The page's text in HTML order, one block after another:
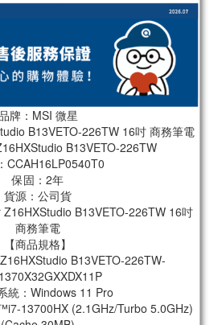
牌：MSI 微星
B13VETO-226TW 16吋 商務筆電
B13VETO-226TW
CCAH16LP0540T0
保固：2年
貨源：公司貨
B13VETO-226TW 16吋
商務筆電
【商品規格】
B13VETO-226TW-
統：Windows 11 Pro
13700HX (2.1GHz/Turbo 5.0GHz)